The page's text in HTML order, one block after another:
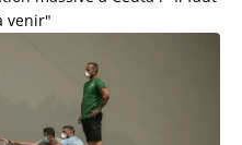
venir"